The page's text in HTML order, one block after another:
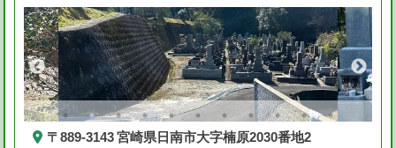
〒889-3143 宮崎県日南市大字楠原2030番地2